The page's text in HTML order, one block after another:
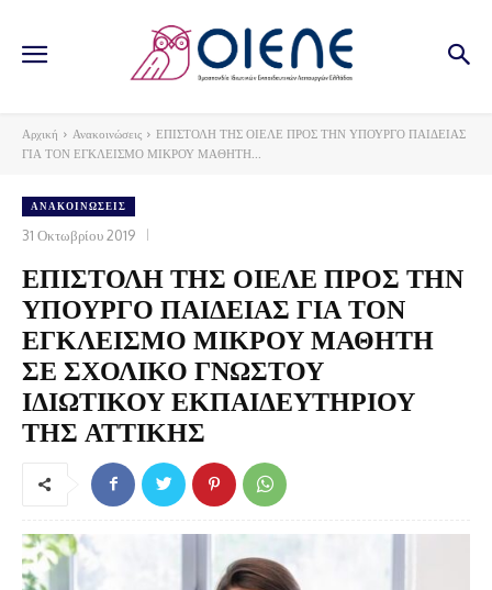
Αρχική Ανακοινώσεις
ΕΠΙΣΤΟΛΗ ΤΗΣ ΟΙΕΛΕ ΠΡΟΣ ΤΗΝ ΥΠΟΥΡΓΟ ΠΑΙΔΕΙΑΣ
ΓΙΑ ΤΟΝ ΕΓΚΛΕΙΣΜΟ ΜΙΚΡΟΥ ΜΑΘΗΤΗ...
ΑΝΑΚΟΙΝΏΣΕΙΣ
31 Οκτωβρίου 2019
ΕΠΙΣΤΟΛΗ ΤΗΣ ΟΙΕΛΕ ΠΡΟΣ ΤΗΝ
ΥΠΟΥΡΓΟ ΠΑΙΔΕΙΑΣ ΓΙΑ ΤΟΝ
ΕΓΚΛΕΙΣΜΟ ΜΙΚΡΟΥ ΜΑΘΗΤΗ
ΣΕ ΣΧΟΛΙΚΟ ΓΝΩΣΤΟΥ
ΙΔΙΩΤΙΚΟΥ ΕΚΠΑΙΔΕΥΤΗΡΙΟΥ
ΤΗΣ ΑΤΤΙΚΗΣ